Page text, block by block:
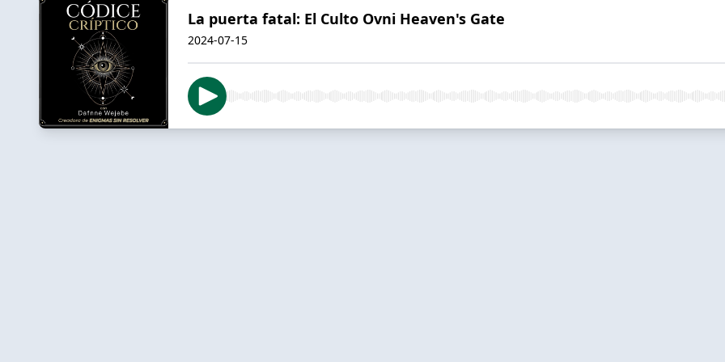
La puerta fatal: El Culto Ovni Heaven's Gate
2024-07-15